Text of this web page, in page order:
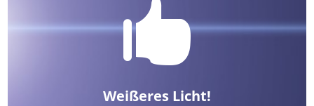

Weißeres Licht!